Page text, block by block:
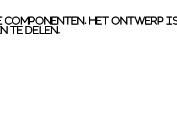
componenten. Het
te delen.